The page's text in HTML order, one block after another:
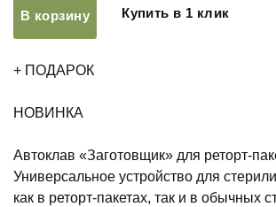
В корзину Купить в 1 клик
+ ПОДАРОК
НОВИНКА
Автоклав «Заготовщик» для реторт-
Универсальное устройство для
как в реторт-пакетах, так и в обычных